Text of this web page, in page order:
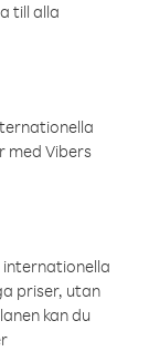
till alla
med Vibers
priser, utan
kan du